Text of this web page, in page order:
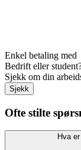
Enkel betaling med
Bedrift eller
Sjekk om din
Sjekk
Ofte stilte
Hva